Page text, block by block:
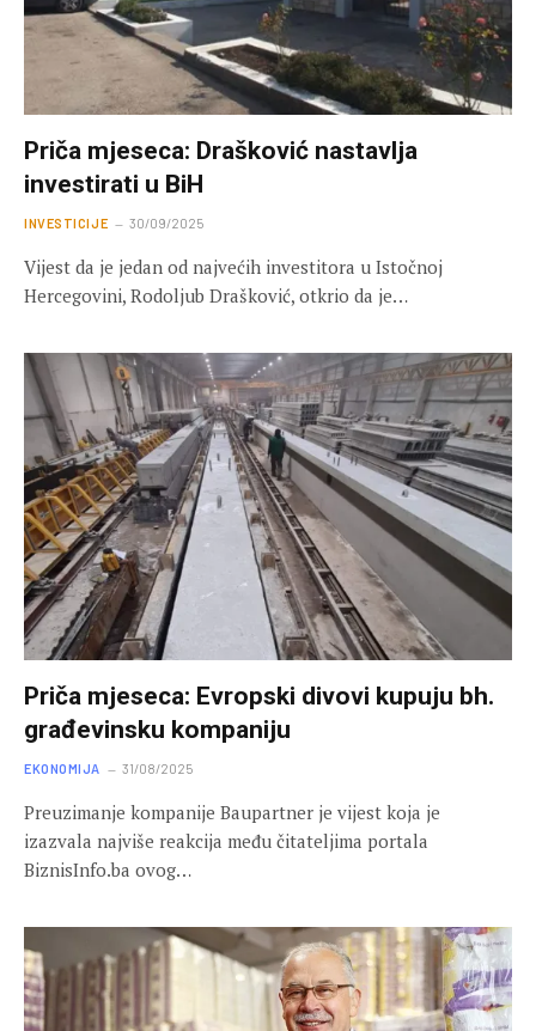
Priča mjeseca: Drašković nastavlja
investirati u BiH
INVESTICIJE 30/09/2025
Vijest da je jedan od najvećih investitora u Istočnoj
Hercegovini, Rodoljub Drašković, otkrio da je…
Priča mjeseca: Evropski divovi kupuju bh.
građevinsku kompaniju
EKONOMIJA 31/08/2025
Preuzimanje kompanije Baupartner je vijest koja je
izazvala najviše reakcija među čitateljima portala
BiznisInfo.ba ovog…